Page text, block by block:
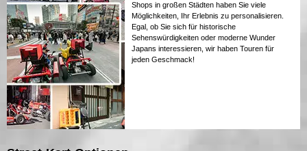
Shops in großen Städten haben Sie viele
Möglichkeiten, Ihr Erlebnis zu personalisieren.
Egal, ob Sie sich für historische
Sehenswürdigkeiten oder moderne Wunder
Japans interessieren, wir haben Touren für
jeden Geschmack!